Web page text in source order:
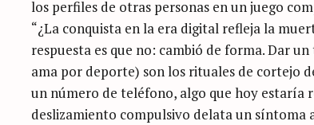
los perfiles de otras personas en un juego
“¿La conquista en la era digital refleja la
respuesta es que no: cambió de forma. Dar
ama por deporte) son los rituales de cortejo
un número de teléfono, algo que hoy estaría
deslizamiento compulsivo delata un síntoma